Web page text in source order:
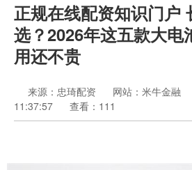
正规在线配资知识门户
选？2026年这五款大电
用还不贵
来源：忠琦配资 网站：米牛金融
11:37:57
查看：111